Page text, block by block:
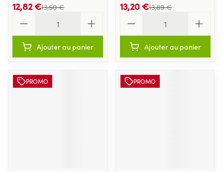
13,50 €
12,82 €
Ajouter au panier
13,89 €
13,20 €
Ajouter au panier
PROMO PROMO